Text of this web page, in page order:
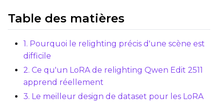
Steps
Learning Rate
Table des matières
1. Pourquoi le relighting précis d'une scène est
difficile
2. Ce qu'un LoRA de relighting Qwen Edit 2511
apprend réellement
3. Le meilleur design de dataset pour les LoRA